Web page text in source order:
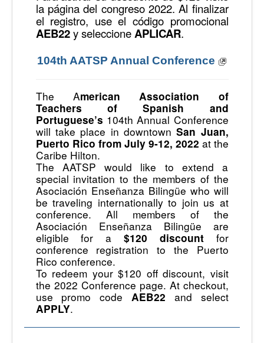
la página del congreso 2022. Al finalizar
el registro, use el código promocional
AEB22y seleccioneAPLICAR.
104th AATSP Annual Conference
The American Association of
Teachers of Spanish and
Portuguese’s 104th Annual Conference
will take place in downtownSan Juan,
Puerto Rico from July 9-12, 2022 at the
Caribe Hilton.
The AATSP would like to extend a
special invitation to the members of the
Asociación Enseñanza Bilingüe who will
be traveling internationally to join us at
conference. All members of the
Asociación Enseñanza Bilingüe are
eligible for a $120 discountfor
conference registration to the Puerto
Rico conference.
To redeem your $120 off discount, visit
the 2022 Conference page. At checkout,
use promo code AEB22 and select
APPLY.